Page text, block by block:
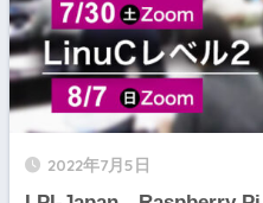
2022年7月5日